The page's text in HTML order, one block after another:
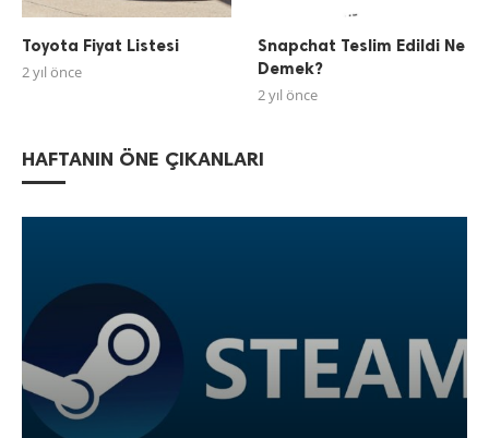
Toyota Fiyat Listesi
2 yıl önce
Snapchat Teslim Edildi Ne
Demek?
2 yıl önce
HAFTANIN ÖNE ÇIKANLARI